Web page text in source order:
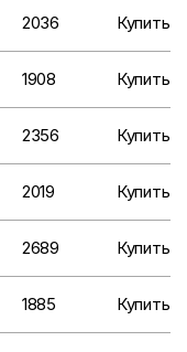
2036 Купить
1908 Купить
2356 Купить
2019 Купить
2689 Купить
1885 Купить